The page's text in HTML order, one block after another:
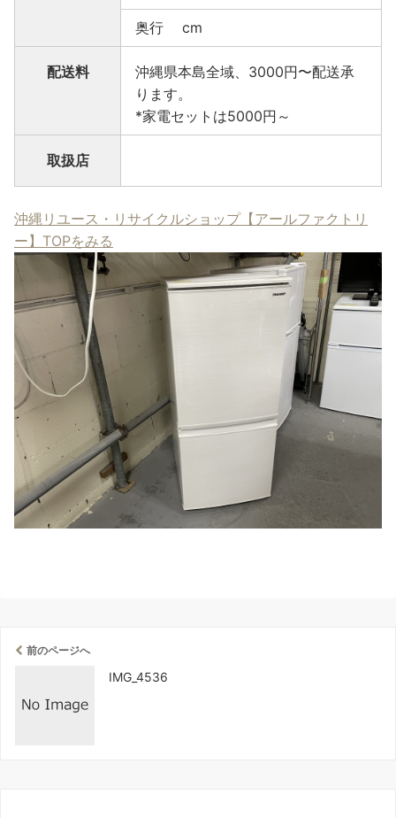
奥行 cm
配送料
沖縄県本島全域、3000円〜配送承
ります。
*家電セットは5000円～
取扱店
沖縄リユース・リサイクルショップ【アールファクトリ
ー】TOPをみる
前のページへ
IMG_4536